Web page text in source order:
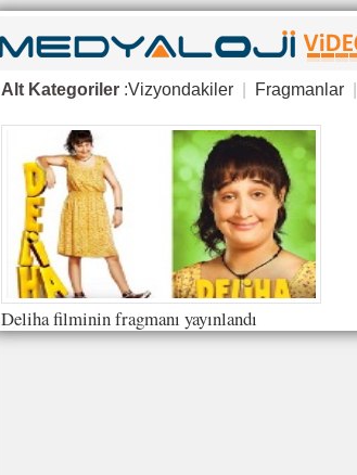
Alt Kategoriler:Vizyondakiler| Fragmanlar|
Deliha filminin fragmanı yayınlandı